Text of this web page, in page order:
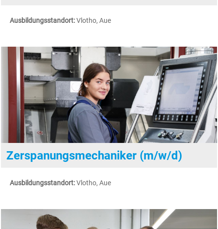
Ausbildungsstandort:Vlotho, Aue
Zerspanungsmechaniker (m/w/d)
Ausbildungsstandort:Vlotho, Aue